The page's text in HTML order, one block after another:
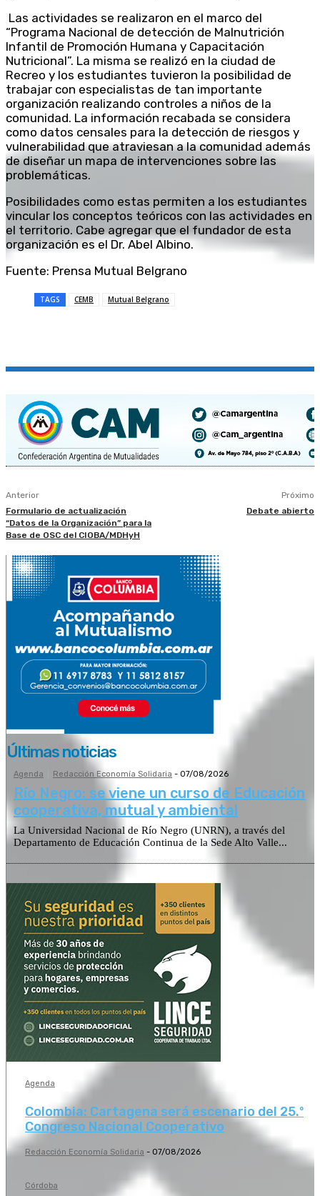
Las actividades se realizaron en el marco del
“Programa Nacional de detección de Malnutrición
Infantil de Promoción Humana y Capacitación
Nutricional”. La misma se realizó en la ciudad de
Recreo y los estudiantes tuvieron la posibilidad de
trabajar con especialistas de tan importante
organización realizando controles a niños de la
comunidad. La información recabada se considera
como datos censales para la detección de riesgos y
vulnerabilidad que atraviesan a la comunidad además
de diseñar un mapa de intervenciones sobre las
problemáticas.
Posibilidades como estas permiten a los estudiantes
vincular los conceptos teóricos con las actividades en
el territorio. Cabe agregar que el fundador de esta
organización es el Dr. Abel Albino.
Fuente: Prensa Mutual Belgrano
TAGS CEMB Mutual Belgrano
Anterior
Formulario de actualización
“Datos de la Organización” para la
Base de OSC del CIOBA/MDHyH
Próximo
Debate abierto
Últimas noticias
Agenda Redacción Economía Solidaria - 07/08/2026
Río Negro: se viene un curso de Educación
cooperativa, mutual y ambiental
La Universidad Nacional de Río Negro (UNRN), a través del
Departamento de Educación Continua de la Sede Alto Valle...
Agenda
Colombia: Cartagena será escenario del 25.º
Congreso Nacional Cooperativo
Redacción Economía Solidaria - 07/08/2026
Córdoba